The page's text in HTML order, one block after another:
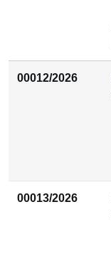
00012/2026
00013/2026